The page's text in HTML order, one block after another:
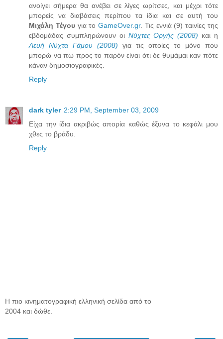
ανοίγει σήμερα θα ανέβει σε λίγες ωρίτσες, και μέχρι τότε
μπορείς να διαβάσεις περίπου τα ίδια και σε αυτή του
Μιχάλη Τέγουγια τοGameOver.gr. Τις εννιά (9) ταινίες της
εβδομάδας συμπληρώνουν οι Νύχτες Οργής (2008) και η
Λευή Νύχτα Γάμου (2008) για τις οποίες το μόνο που
μπορώ να πω προς το παρόν είναι ότι δε θυμάμαι καν πότε
κάναν δημοσιογραφικές.
Reply
dark tyler 2:29 PM, September 03, 2009
Είχα την ίδια ακριβώς απορία καθώς έξυνα το κεφάλι μου
χθες το βράδυ.
Reply
Η πιο κινηματογραφική ελληνική σελίδα από το
2004 και δώθε.